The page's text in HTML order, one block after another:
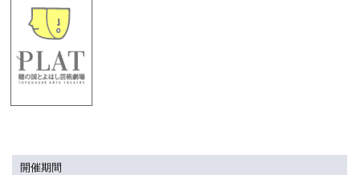
開催期間
プラットについて
チケット・座席表・鑑賞サポートなど
関連団体・施設